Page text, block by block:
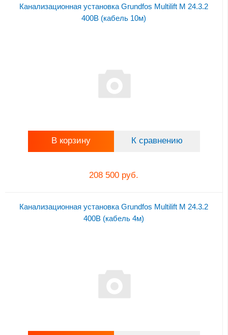
Канализационная установка Grundfos Multilift M 24.3.2
400В (кабель 10м)
В корзину К сравнению
208 500 руб.
Канализационная установка Grundfos Multilift M 24.3.2
400В (кабель 4м)